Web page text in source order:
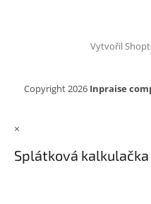
Vytvořil
Copyright 2026 Inpraise
×
Splátková kalkulačka